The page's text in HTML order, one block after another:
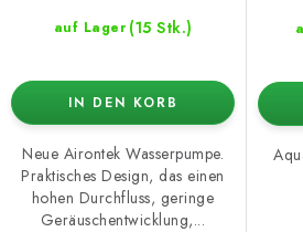
auf Lager (15 Stk.)
IN DEN KORB
Neue Airontek Wasserpumpe.
Praktisches Design, das einen
hohen Durchfluss, geringe
Geräuschentwicklung,...